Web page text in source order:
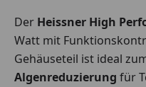
Der Heissner High
Watt mit
Gehäuseteil ist ideal
Algenreduzierung für